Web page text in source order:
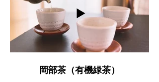
岡部茶（有機緑茶）